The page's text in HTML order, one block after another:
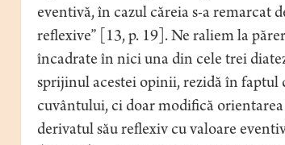
eventivă, în cazul căreia s-a remarcat
reflexive” [13, p. 19]. Ne raliem la
încadrate în nici una din cele trei
sprijinul acestei opinii, rezidă în faptul
cuvântului, ci doar modifică
derivatul său reflexiv cu valoare